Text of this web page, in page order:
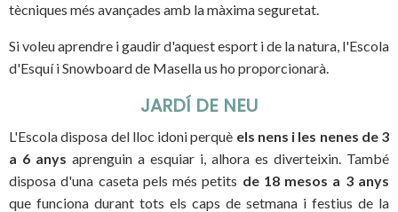
tècniques més avançades amb la màxima seguretat.
Si voleu aprendre i gaudir d'aquest esport i de la natura, l'Escola
d'Esquí i Snowboard de Masella us ho proporcionarà.
JARDÍ DE NEU
L'Escola disposa del lloc idoni perquè els nens i les nenes de 3
a 6 anys aprenguin a esquiar i, alhora es diverteixin. També
disposa d'una caseta pels més petits de 18 mesos a 3 anys
que funciona durant tots els caps de setmana i festius de la